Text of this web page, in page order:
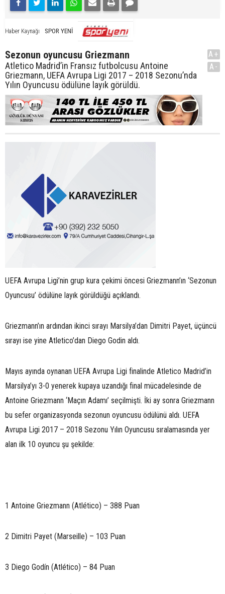
Haber Kaynağı SPOR YENİ
Sezonun oyuncusu Griezmann
Atletico Madrid’in Fransız futbolcusu Antoine
Griezmann, UEFA Avrupa Ligi 2017 – 2018 Sezonu’nda
Yılın Oyuncusu ödülüne layık görüldü.
A+
A-
UEFA Avrupa Ligi’nin grup kura çekimi öncesi Griezmann’ın ‘Sezonun
Oyuncusu’ ödülüne layık görüldüğü açıklandı.
Griezmann’ın ardından ikinci sırayı Marsilya’dan Dimitri Payet, üçüncü
sırayı ise yine Atletico’dan Diego Godin aldı.
Mayıs ayında oynanan UEFA Avrupa Ligi finalinde Atletico Madrid’in
Marsilya’yı 3-0 yenerek kupaya uzandığı final mücadelesinde de
Antoine Griezmann ‘Maçın Adamı’ seçilmişti. İki ay sonra Griezmann
bu sefer organizasyonda sezonun oyuncusu ödülünü aldı. UEFA
Avrupa Ligi 2017 – 2018 Sezonu Yılın Oyuncusu sıralamasında yer
alan ilk 10 oyuncu şu şekilde:
1 Antoine Griezmann (Atlético) – 388 Puan
2 Dimitri Payet (Marseille) – 103 Puan
3 Diego Godín (Atlético) – 84 Puan